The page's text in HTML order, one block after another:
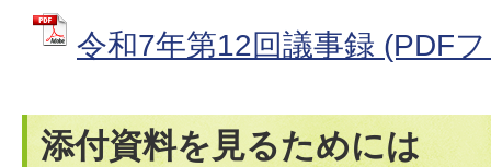
令和7年第12回議事録 (PDF
添付資料を見るためには